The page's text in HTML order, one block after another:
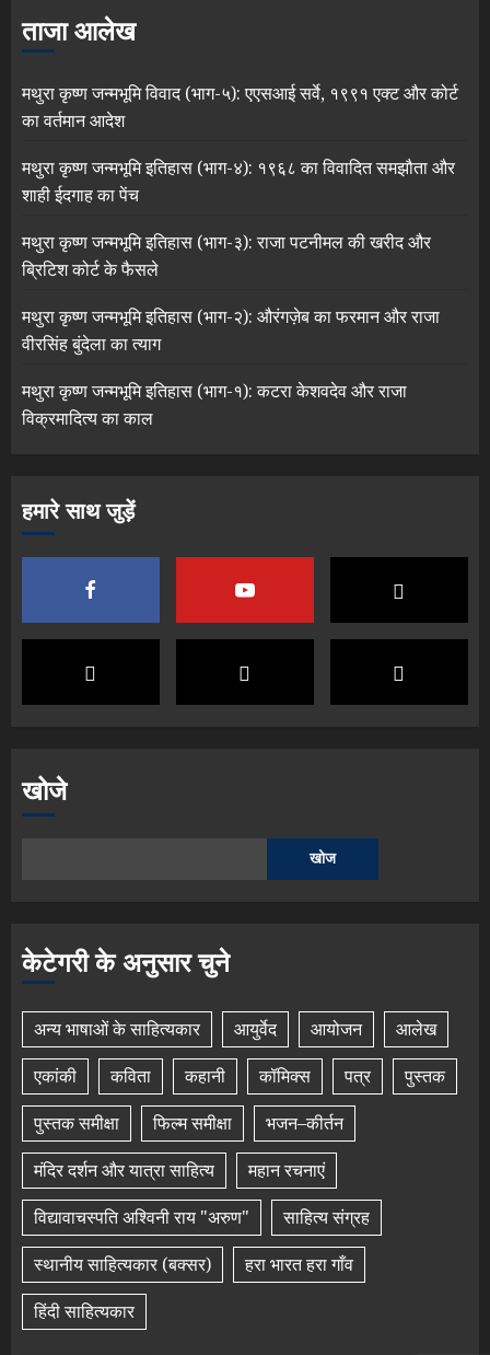
ताजा आलेख
मथुरा कृष्ण जन्मभूमि विवाद (भाग-५): एएसआई सर्वे, १९९१ एक्ट और कोर्ट
का वर्तमान आदेश
मथुरा कृष्ण जन्मभूमि इतिहास (भाग-४): १९६८ का विवादित समझौता और
शाही ईदगाह का पेंच
मथुरा कृष्ण जन्मभूमि इतिहास (भाग-३): राजा पटनीमल की खरीद और
ब्रिटिश कोर्ट के फैसले
मथुरा कृष्ण जन्मभूमि इतिहास (भाग-२): औरंगज़ेब का फरमान और राजा
वीरसिंह बुंदेला का त्याग
मथुरा कृष्ण जन्मभूमि इतिहास (भाग-१): कटरा केशवदेव और राजा
विक्रमादित्य का काल
हमारे साथ जुड़ें
खोजे
खोज
केटेगरी के अनुसार चुने
अन्य भाषाओं के साहित्यकार आयुर्वेद आयोजन
आलेख
एकांकी
कविता कहानी कॉमिक्स पत्र
पुस्तक
पुस्तक समीक्षा
फिल्म समीक्षा
भजन–कीर्तन
मंदिर दर्शन और यात्रा साहित्य
महान रचनाएं
विद्यावाचस्पति अश्विनी राय "अरुण"
साहित्य संग्रह
स्थानीय साहित्यकार (बक्सर)
हरा भारत हरा गाँव
हिंदी साहित्यकार